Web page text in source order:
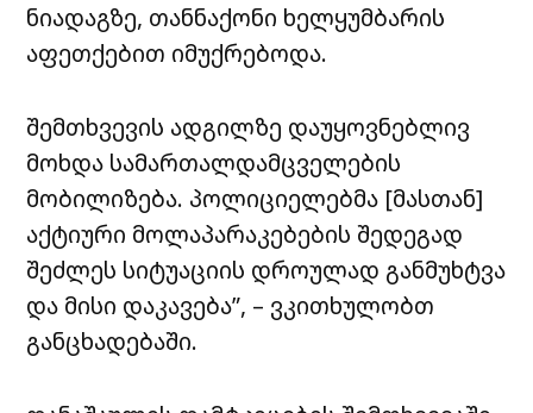
ნიადაგზე, თანნაქონი ხელყუმბარის
აფეთქებით იმუქრებოდა.
შემთხვევის ადგილზე დაუყოვნებლივ
მოხდა სამართალდამცველების
მობილიზება. პოლიციელებმა [მასთან]
აქტიური მოლაპარაკებების შედეგად
შეძლეს სიტუაციის დროულად განმუხტვა
და მისი დაკავება”, – ვკითხულობთ
განცხადებაში.